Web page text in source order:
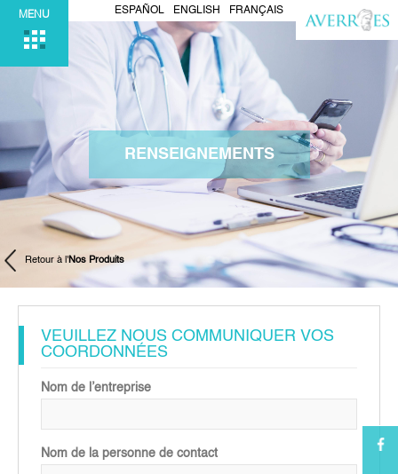
ESPAÑOL ENGLISH FRANÇAIS
MENU
RENSEIGNEMENTS
Retour à l'Nos Produits
VEUILLEZ NOUS COMMUNIQUER VOS
COORDONNÉES
Nom de l’entreprise
Nom de la personne de contact